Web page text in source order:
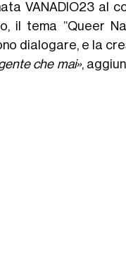
VANADIO23 al
tema “Queer
dialogare, e la
che mai»,